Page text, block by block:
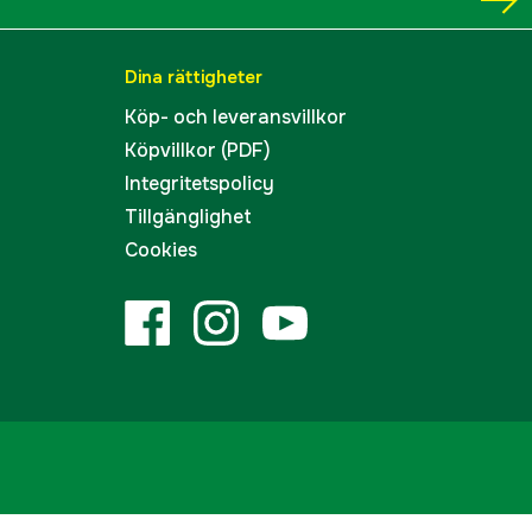
Dina rättigheter
Köp- och leveransvillkor
Köpvillkor (PDF)
Integritetspolicy
Tillgänglighet
Cookies